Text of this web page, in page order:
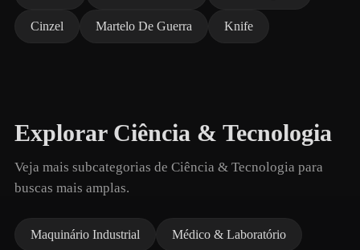
Cinzel Martelo De Guerra Knife
Explorar Ciência & Tecnologia
Veja mais subcategorias de Ciência & Tecnologia para
buscas mais amplas.
Maquinário Industrial Médico & Laboratório